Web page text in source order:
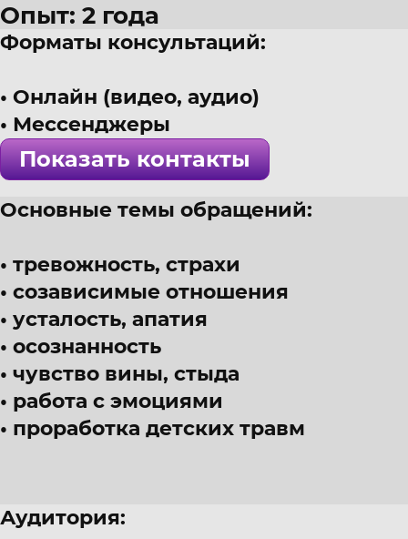
Опыт: 2 года
27 лет
г. Омск
Психолог, КПТ, Схема терапия
! Специалист проверен >>>
Форматы консультаций:
Онлайн (видео, аудио)
Мессенджеры
Показать контакты
Основные темы обращений:
тревожность, страхи
созависимые отношения
усталость, апатия
осознанность
чувство вины, стыда
работа с эмоциями
проработка детских травм
Аудитория: